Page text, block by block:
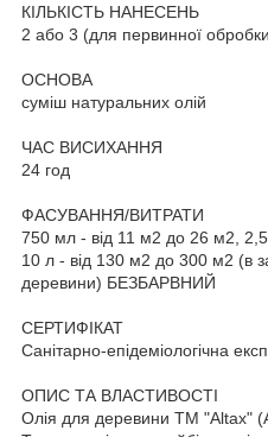
КІЛЬКІСТЬ НАНЕСЕНЬ
2 або 3 (для первинної
ОСНОВА
суміш натуральних олій
ЧАС ВИСИХАННЯ
24 год
ФАСУВАННЯ/ВИТРАТИ
750 мл - від 11 м2 до 26 м2,
10 л - від 130 м2 до 300 м2 (в
деревини) БЕЗБАРВНИЙ
СЕРТИФІКАТ
Санітарно-епідеміологічна
ОПИС ТА ВЛАСТИВОСТІ
Олія для деревини TM "Altax"